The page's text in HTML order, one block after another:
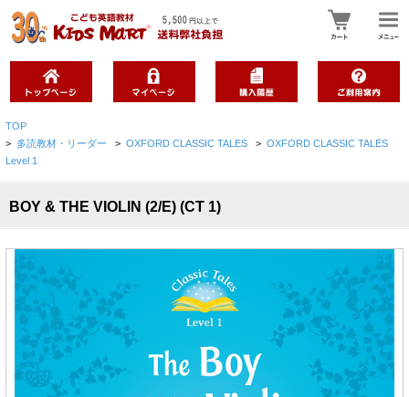
TOP
> 多読教材・リーダー > OXFORD CLASSIC TALES > OXFORD CLASSIC TALES
Level 1
BOY & THE VIOLIN (2/E) (CT 1)